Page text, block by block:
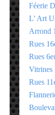
Féerie
L' Art
Arrond
Rues
Rues
Vitrines
Rues